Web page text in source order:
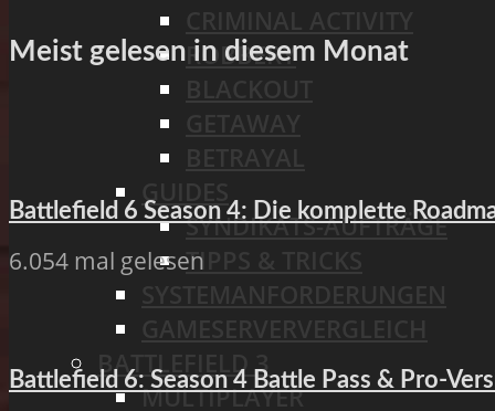
ROBBERY
GUIDES
SYNDIKATS-AUFTRÄGE
TIPPS & TRICKS
BATTLEFIELD 3
MULTIPLAYER
Meist gelesen in diesem Monat
Battlefield 6 Season 4: Die komplette
6.054 mal gelesen
Battlefield 6: Season 4 Battle Pass & Pro-